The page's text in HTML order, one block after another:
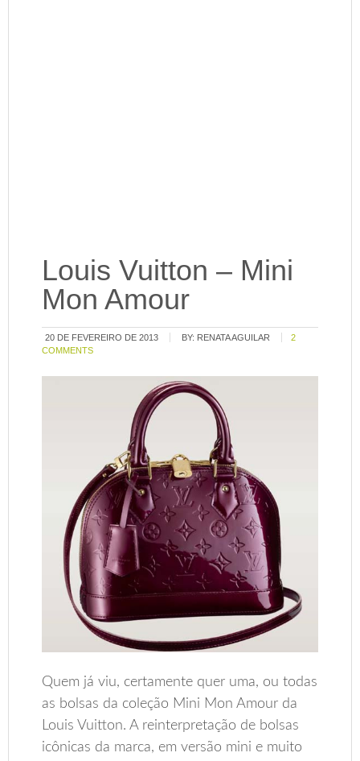
Louis Vuitton – Mini
Mon Amour
20 DE FEVEREIRO DE 2013 BY: RENATA AGUILAR
2
COMMENTS
Quem já viu, certamente quer uma, ou todas
as bolsas da coleção Mini Mon Amour da
Louis Vuitton. A reinterpretação de bolsas
icônicas da marca, em versão mini e muito